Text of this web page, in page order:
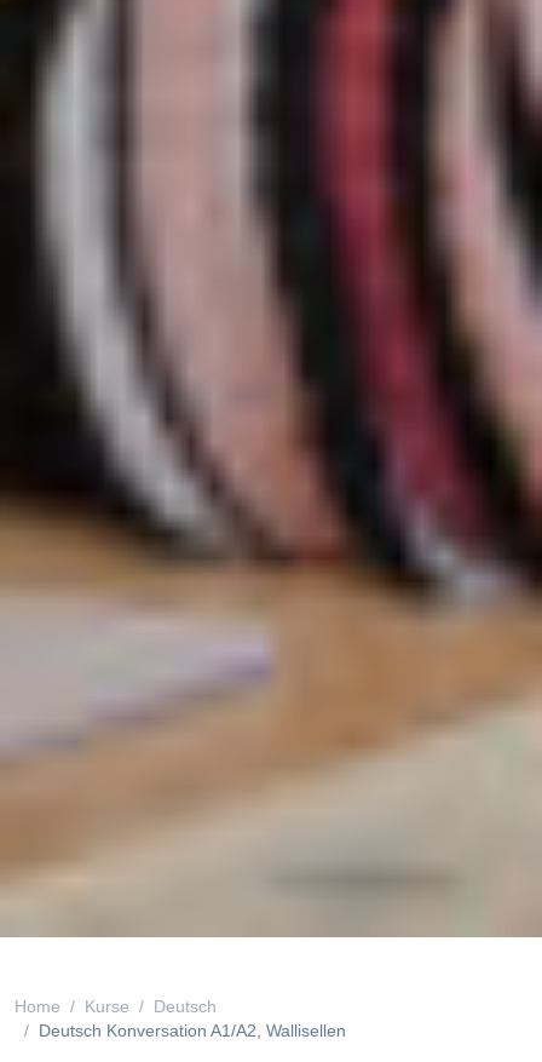
Home Kurse
Deutsch
Deutsch Konversation A1/A2, Wallisellen